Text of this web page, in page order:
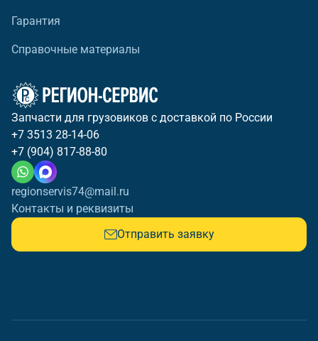
Гарантия
Справочные материалы
Запчасти для грузовиков с доставкой по России
+7 3513 28-14-06
+7 (904) 817-88-80
regionservis74@mail.ru
Контакты и реквизиты
Отправить заявку